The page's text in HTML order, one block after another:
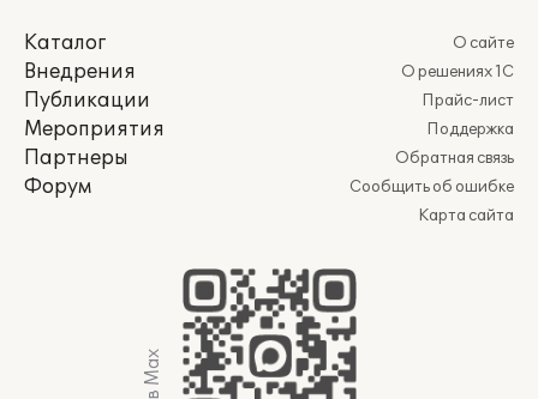
Каталог
Внедрения
Публикации
Мероприятия
Партнеры
Форум
О сайте
О решениях 1С
Прайс-лист
Поддержка
Обратная связь
Сообщить об ошибке
Карта сайта